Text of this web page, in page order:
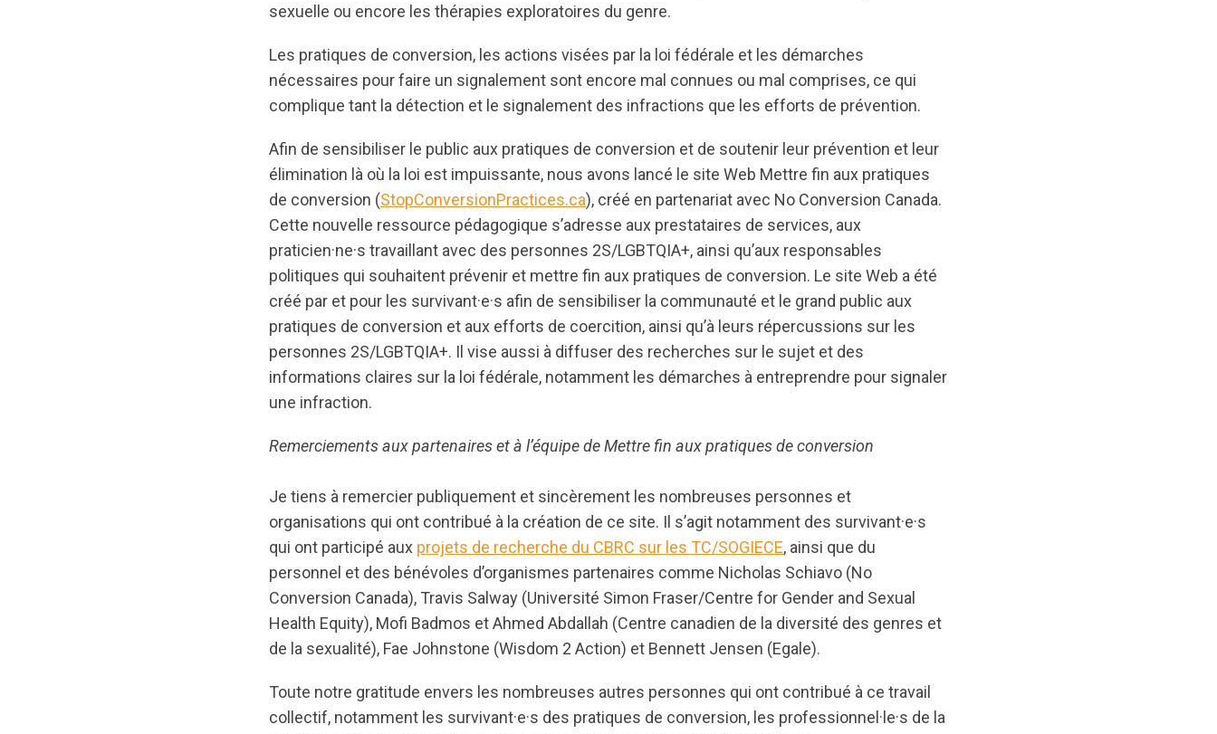
sexuelle ou encore les thérapies exploratoires du genre.
Les pratiques de conversion, les actions visées par la loi fédérale et les démarches
nécessaires pour faire un signalement sont encore mal connues ou mal comprises, ce qui
complique tant la détection et le signalement des infractions que les efforts de prévention.
Afin de sensibiliser le public aux pratiques de conversion et de soutenir leur prévention et leur
élimination là où la loi est impuissante, nous avons lancé le site Web Mettre fin aux pratiques
de conversion (StopConversionPractices.ca), créé en partenariat avec No Conversion Canada.
Cette nouvelle ressource pédagogique s’adresse aux prestataires de services, aux
praticien·ne·s travaillant avec des personnes 2S/LGBTQIA+, ainsi qu’aux responsables
politiques qui souhaitent prévenir et mettre fin aux pratiques de conversion. Le site Web a été
créé par et pour les survivant·e·s afin de sensibiliser la communauté et le grand public aux
pratiques de conversion et aux efforts de coercition, ainsi qu’à leurs répercussions sur les
personnes 2S/LGBTQIA+. Il vise aussi à diffuser des recherches sur le sujet et des
informations claires sur la loi fédérale, notamment les démarches à entreprendre pour signaler
une infraction.
Remerciements aux partenaires et à l’équipe de Mettre fin aux pratiques de conversion
Je tiens à remercier publiquement et sincèrement les nombreuses personnes et
organisations qui ont contribué à la création de ce site. Il s’agit notamment des survivant·e·s
qui ont participé aux projets de recherche du CBRC sur les TC/SOGIECE, ainsi que du
personnel et des bénévoles d’organismes partenaires comme Nicholas Schiavo (No
Conversion Canada), Travis Salway (Université Simon Fraser/Centre for Gender and Sexual
Health Equity), Mofi Badmos et Ahmed Abdallah (Centre canadien de la diversité des genres et
de la sexualité), Fae Johnstone (Wisdom 2 Action) et Bennett Jensen (Egale).
Toute notre gratitude envers les nombreuses autres personnes qui ont contribué à ce travail
collectif, notamment les survivant·e·s des pratiques de conversion, les professionnel·le·s de la